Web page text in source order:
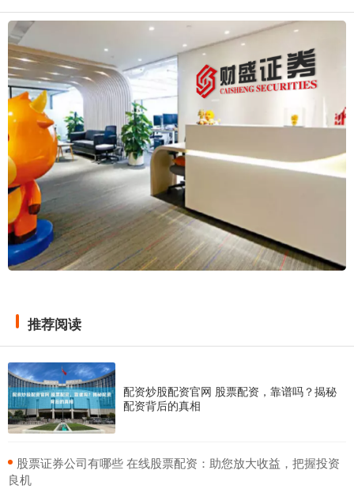
推荐阅读
配资炒股配资官网 股票配资，靠谱吗？揭秘
配资背后的真相
​股票证券公司有哪些 在线股票配资：助您放大收益，把握投资
良机